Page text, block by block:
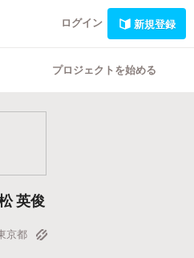
ログイン 新規登録
プロジェクトを始める
英俊
京都